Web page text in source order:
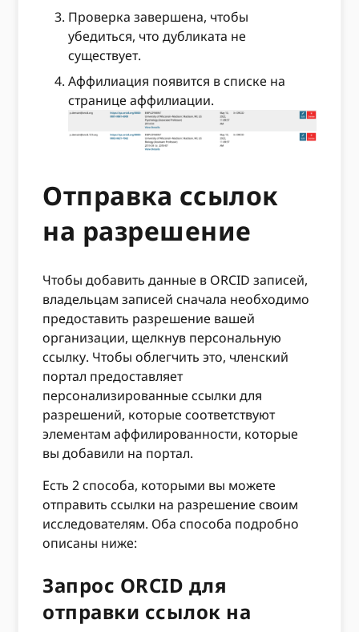
Проверка завершена, чтобы
убедиться, что дубликата не
существует.
Аффилиация появится в списке на
странице аффилиации.
Отправка ссылок
на разрешение
Чтобы добавить данные в ORCID записей,
владельцам записей сначала необходимо
предоставить разрешение вашей
организации, щелкнув персональную
ссылку. Чтобы облегчить это, членский
портал предоставляет
персонализированные ссылки для
разрешений, которые соответствуют
элементам аффилированности, которые
вы добавили на портал.
Есть 2 способа, которыми вы можете
отправить ссылки на разрешение своим
исследователям. Оба способа подробно
описаны ниже:
Запрос ORCID для
отправки ссылок на